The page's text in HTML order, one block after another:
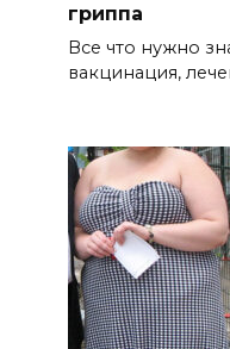
гриппа
Все что нужно
вакцинация,